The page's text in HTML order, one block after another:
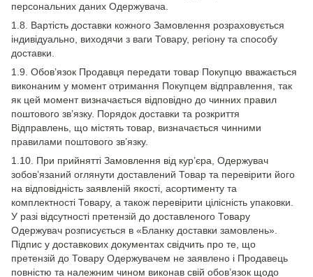
персональних даних Одержувача.
1.8. Вартість доставки кожного Замовлення розраховується
індивідуально, виходячи з ваги Товару, регіону та способу
доставки.
1.9. Обов’язок Продавця передати товар Покупцю вважається
виконаним у момент отримання Покупцем відправлення, так
як цей момент визначається відповідно до чинних правил
поштового зв’язку. Порядок доставки та розкриття
Відправлень, що містять товар, визначається чинними
правилами поштового зв’язку.
1.10. При прийнятті Замовлення від кур’єра, Одержувач
зобов’язаний оглянути доставлений Товар та перевірити його
на відповідність заявленій якості, асортименту та
комплектності Товару, а також перевірити цілісність упаковки.
У разі відсутності претензій до доставленого Товару
Одержувач розписується в «Бланку доставки замовлень».
Підпис у доставкових документах свідчить про те, що
претензій до Товару Одержувачем не заявлено і Продавець
повністю та належним чином виконав свій обов’язок щодо